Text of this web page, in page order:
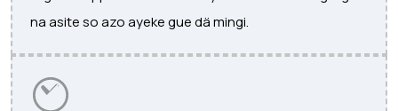
na asite so azo ayeke gue dä mingi.